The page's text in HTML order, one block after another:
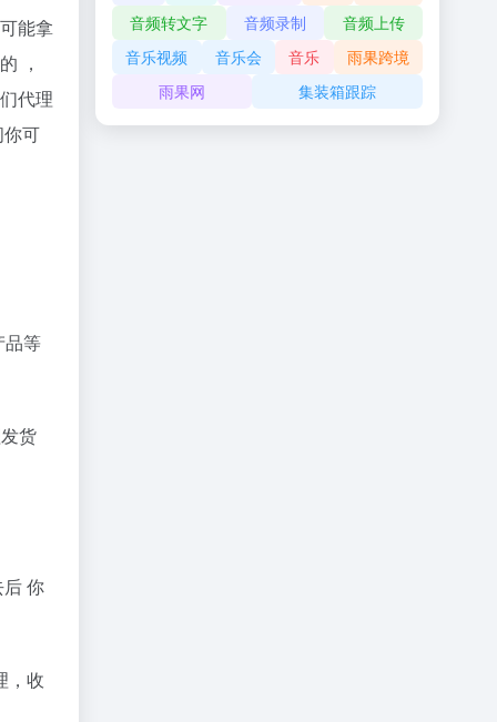
能拿
，
代理
可
品等
货
你
，收
音频转文字
音频录制
音频上传
音乐视频
音乐会 音乐
雨果跨境
雨果网
集装箱跟踪